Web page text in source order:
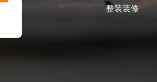
整装装修